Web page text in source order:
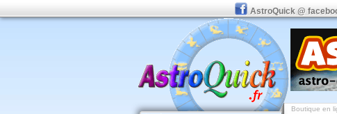
AstroQuick @
Boutique en